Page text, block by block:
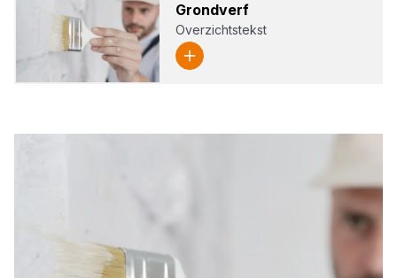
Grond­verf
Overzichtstekst